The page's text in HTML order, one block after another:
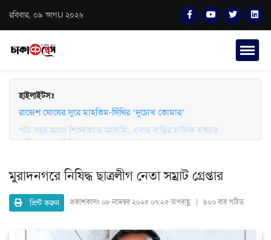
রবিবার, ০৯ আগU ২০২৬
হাইলাইটসঃ
রাজেশ ঘোষের সুরে মাহতিম-সিঁথির ‘দুচোখ তোমার’
পাঁচ বছর আগে শিশুহত্যার আসামি, এবার বাড়ির মালিক হত্যার
অভিযোগে লাইলী
মুরাদনগরে নিষিদ্ধ ছাত্রলীগ নেতা সম্রাট গ্রেপ্তার
প্রিন্ট করুন প্রকাশকালঃ ০৮ নভেম্বর ২০২৫ ০৭:২৫ অপরাহ্ণ | ৪০৬ বার পঠিত